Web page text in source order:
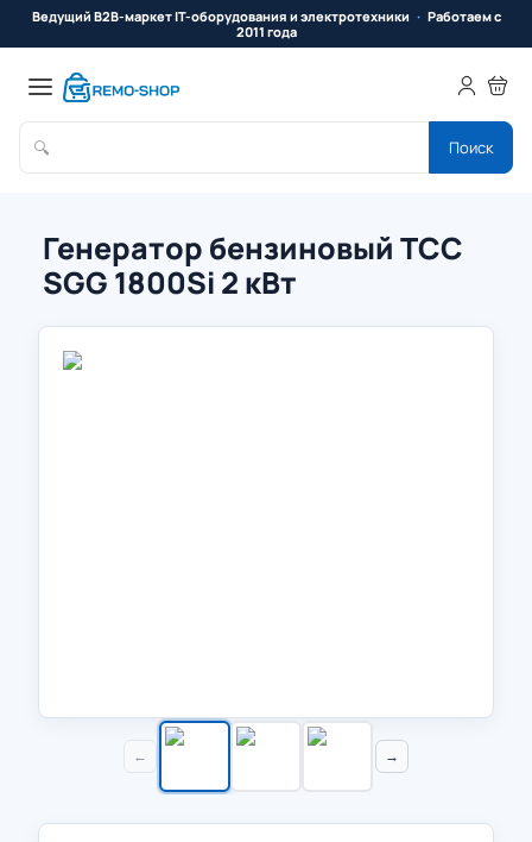
Ведущий B2B-маркет IT-оборудования и электротехники
Работаем с
2011 года
🔍 Поиск
Генератор бензиновый ТСС
SGG 1800Si 2 кВт
← →